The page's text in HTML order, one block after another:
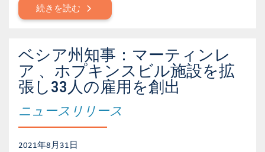
続きを読む
ベシア州知事：マーティンレ
ア 、ホプキンスビル施設を拡
張し33人の雇用を創出
ニュースリリース
2021年8月31日